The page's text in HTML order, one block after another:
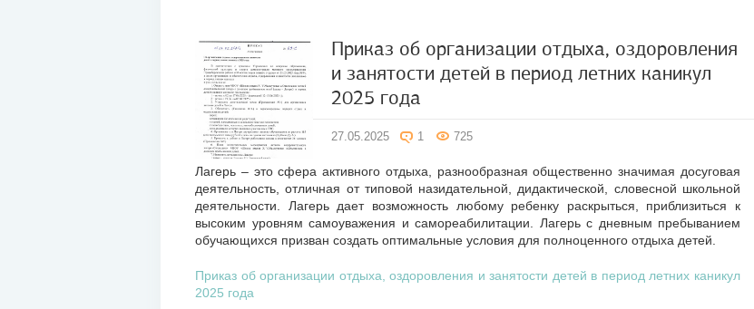
Приказ об организации отдыха, оздоровления
и занятости детей в период летних каникул
2025 года
27.05.2025 1 725
Лагерь – это сфера активного отдыха, разнообразная общественно значимая досуговая
деятельность, отличная от типовой назидательной, дидактической, словесной школьной
деятельности. Лагерь дает возможность любому ребенку раскрыться, приблизиться к
высоким уровням самоуважения и самореабилитации. Лагерь с дневным пребыванием
обучающихся призван создать оптимальные условия для полноценного отдыха детей.
Приказ об организации отдыха, оздоровления и занятости детей в период летних каникул
2025 года